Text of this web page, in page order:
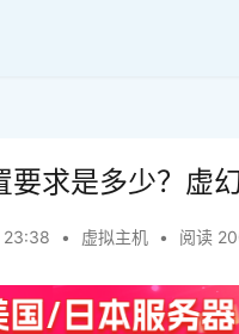
要求是多少？虚
23:38 • 虚拟主机 • 阅读